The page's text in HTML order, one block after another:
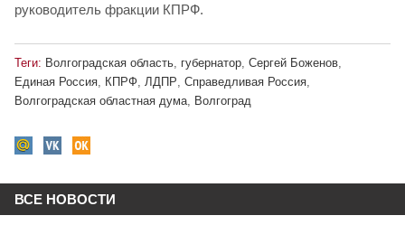
руководитель фракции КПРФ.
Теги: Волгоградская область, губернатор, Сергей Боженов,
Единая Россия, КПРФ, ЛДПР, Справедливая Россия,
Волгоградская областная дума, Волгоград
ВСЕ НОВОСТИ